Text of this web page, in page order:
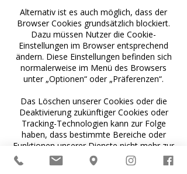
Alternativ ist es auch möglich, dass der
Browser Cookies grundsätzlich blockiert.
Dazu müssen Nutzer die Cookie-
Einstellungen im Browser entsprechend
ändern. Diese Einstellungen befinden sich
normalerweise im Menü des Browsers
unter „Optionen“ oder „Präferenzen“.
Das Löschen unserer Cookies oder die
Deaktivierung zukünftiger Cookies oder
Tracking-Technologien kann zur Folge
haben, dass bestimmte Bereiche oder
Funktionen unserer Dienste nicht mehr zur
Verfügung stehen oder das Nutzererlebnis
anderweitig beeinträchtigt wird.